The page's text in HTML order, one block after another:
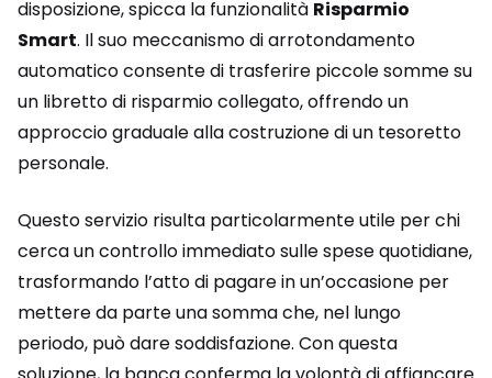
disposizione, spicca la funzionalità Risparmio
Smart. Il suo meccanismo di arrotondamento
automatico consente di trasferire piccole somme su
un libretto di risparmio collegato, offrendo un
approccio graduale alla costruzione di un tesoretto
personale.
Questo servizio risulta particolarmente utile per chi
cerca un controllo immediato sulle spese quotidiane,
trasformando l’atto di pagare in un’occasione per
mettere da parte una somma che, nel lungo
periodo, può dare soddisfazione. Con questa